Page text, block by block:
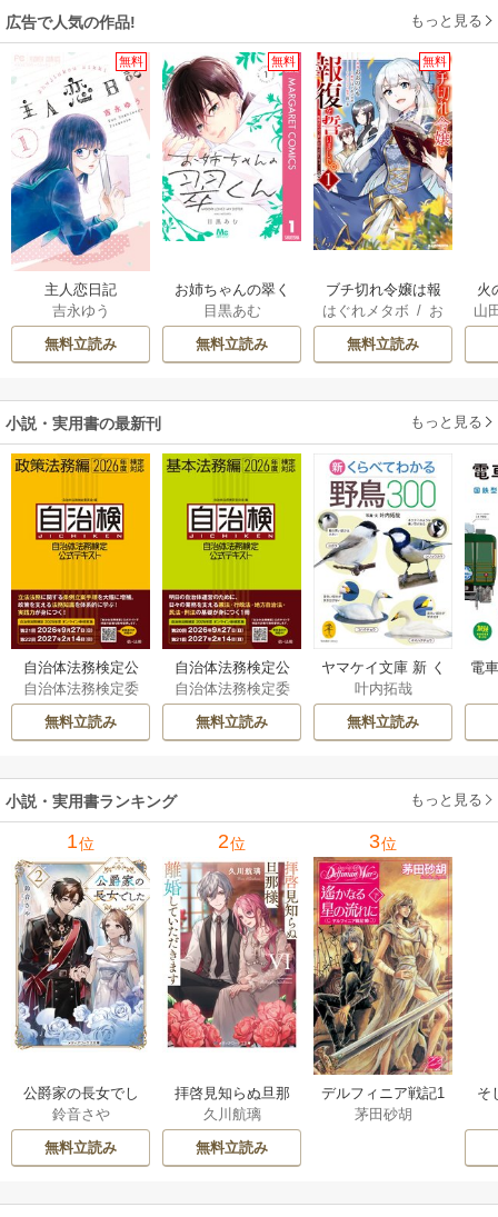
広告で人気の作品! もっと見る
無料
主人恋日記
吉永ゆう
無料立読み
無料
お姉ちゃんの翠く
ん
目黒あむ
無料立読み
無料
ブチ切れ令嬢は報
復を誓いました。
はぐれメタボ / お
おのいも/昌未
無料立読み
火
人
山
小説・実用書の最新刊 もっと見る
自治体法務検定公
式テキスト 政策
法務編 ２０２６
年度検定対応 1巻
自治体法務検定委
員会
無料立読み
自治体法務検定公
式テキスト 基本
法務編 ２０２６
年度検定対応 1巻
自治体法務検定委
員会
無料立読み
ヤマケイ文庫 新 く
らべてわかる野鳥3
00 1巻
叶内拓哉
無料立読み
電
小説・実用書ランキング もっと見る
1位
公爵家の長女でし
た
鈴音さや
無料立読み
2位
拝啓見知らぬ旦那
様、離婚していた
だきます
久川航璃
無料立読み
3位
デルフィニア戦記1
茅田砂胡
そ